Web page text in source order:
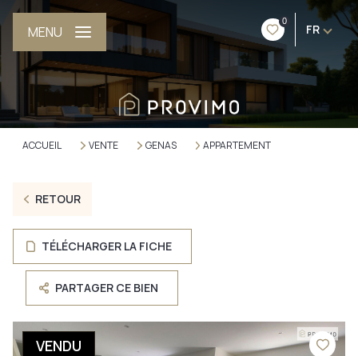
0
FR
MENU
ACCUEIL VENTE GENAS APPARTEMENT
RETOUR
TÉLÉCHARGER LA FICHE
PARTAGER CE BIEN
VENDU